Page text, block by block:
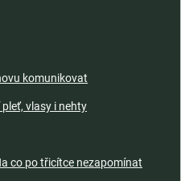
komunikovat
vlasy i nehty
co po třicítce nezapomínat